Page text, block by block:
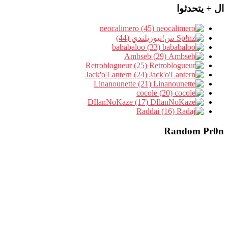
ال + يتحدثوا
س!نيوزيلندي (44)
Random Pr0n